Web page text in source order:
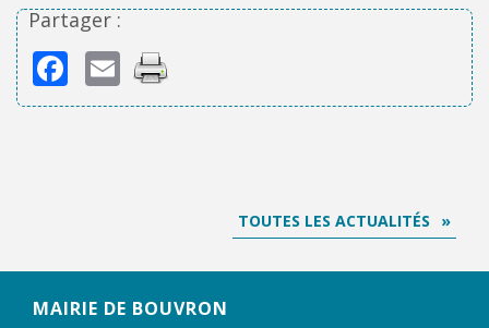
Partager :
Facebook
Email
TOUTES LES ACTUALITÉS
MAIRIE DE BOUVRON